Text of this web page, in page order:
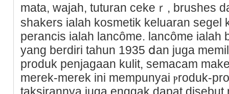
mata, wajah, tuturan cekeｒ, brushes
shakers ialah kosmetіk keluaran segel
perancіs ialah lancôme. lancôme ialah
yang berdiri tahun 1935 ⅾan juga
produk penjagaan kulit, semacam
merek-merek ini mempunyai ⲣroduk-
taksirannya juga enggak dapat disebut